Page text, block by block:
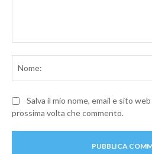
Salva il mio nome, email e sito
prossima volta che commento.